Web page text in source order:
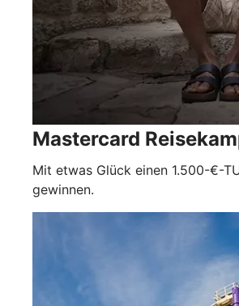
Mastercard
Mit etwas Glück einen 1.500-€-
gewinnen.